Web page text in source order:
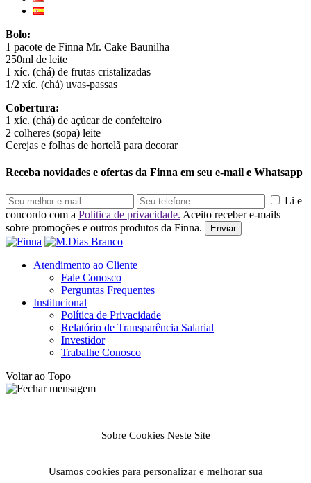
Bolo:
1 pacote de Finna Mr. Cake Baunilha
250ml de leite
1 xíc. (chá) de frutas cristalizadas
1/2 xíc. (chá) uvas-passas
Cobertura:
1 xíc. (chá) de açúcar de confeiteiro
2 colheres (sopa) leite
Cerejas e folhas de hortelã para decorar
Receba novidades e ofertas da Finna em seu e-mail e Whatsapp
Li e
concordo com a Politica de privacidade. Aceito receber e-mails
sobre promoções e outros produtos da Finna.
Enviar
Atendimento ao Cliente
Fale Conosco
Perguntas Frequentes
Institucional
Política de Privacidade
Relatório de Transparência Salarial
Investidor
Trabalhe Conosco
Voltar ao Topo
Sobre Cookies Neste Site
Usamos cookies para personalizar e melhorar sua